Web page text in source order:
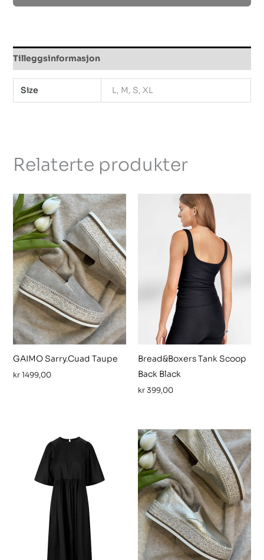
Tilleggsinformasjon
Size L, M, S, XL
Relaterte produkter
GAIMO Sarry.Cuad Taupe
kr1499,00
Bread&Boxers Tank Scoop
Back Black
kr399,00